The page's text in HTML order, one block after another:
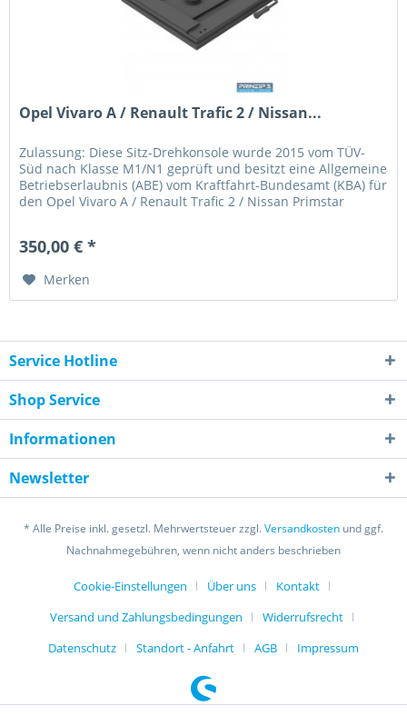
Opel Vivaro A / Renault Trafic 2 / Nissan...
Zulassung: Diese Sitz-Drehkonsole wurde 2015 vom TÜV-
Süd nach Klasse M1/N1 geprüft und besitzt eine Allgemeine
Betriebserlaubnis (ABE) vom Kraftfahrt-Bundesamt (KBA) für
den Opel Vivaro A / Renault Trafic 2 / Nissan Primstar
350,00 € *
Merken
Service Hotline
Shop Service
Informationen
Newsletter
* Alle Preise inkl. gesetzl. Mehrwertsteuer zzgl.Versandkosten und ggf.
Nachnahmegebühren, wenn nicht anders beschrieben
Cookie-Einstellungen Über uns
Kontakt
Versand und Zahlungsbedingungen
Widerrufsrecht
Datenschutz
Standort - Anfahrt AGB Impressum